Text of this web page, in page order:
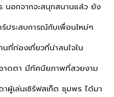
อกจากจะสนุกสนานแล้ว ยัง
ประสบการณ์กับเพื่อนใหม่ๆ
ที่ท่องเที่ยวที่น่าสนใจใน
าดตา มีทัศนียภาพที่สวยงาม
ผู้เล่นเซิร์ฟสเก็ต ชุมพร ได้มา